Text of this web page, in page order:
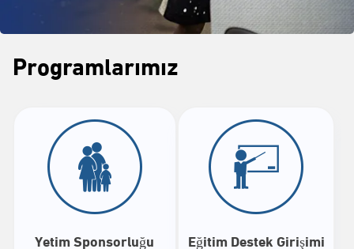
Programlarımız
Yetim Sponsorluğu Eğitim Destek Girişimi